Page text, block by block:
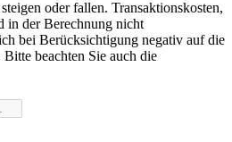
oder fallen. Transaktionskosten,
in der Berechnung nicht
bei Berücksichtigung negativ auf die
beachten Sie auch die